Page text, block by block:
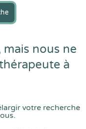
nous ne
à
votre recherche